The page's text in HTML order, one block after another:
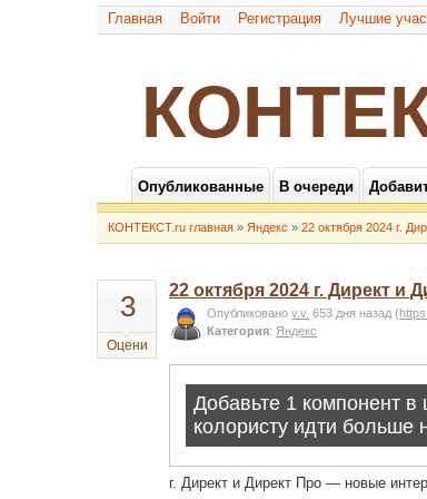
Главная Войти Регистрация Лучшие
Опубликованные В очереди
КОНТЕКСТ.ru главная »Яндекс »22 октября 2024 г.
3
Оцени
22 октября 2024 г. Директ
Опубликованоv.v. 653 дня назад(
Категория: Яндекс
г. Директ и Директ Про — новые